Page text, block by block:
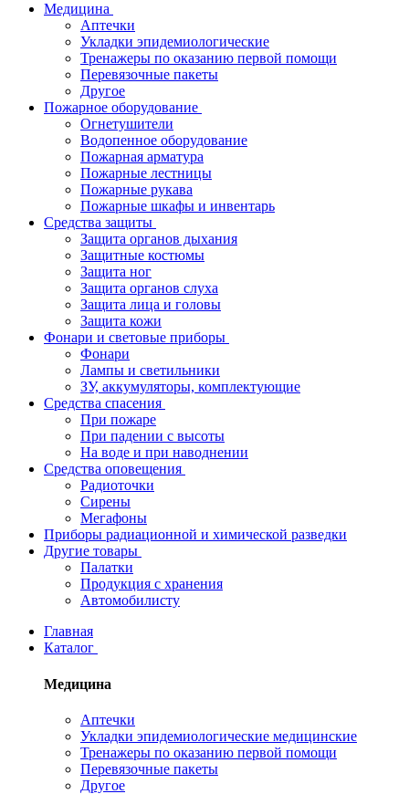
Медицина
Аптечки
Укладки эпидемиологические
Тренажеры по оказанию первой помощи
Перевязочные пакеты
Другое
Пожарное оборудование
Огнетушители
Водопенное оборудование
Пожарная арматура
Пожарные лестницы
Пожарные рукава
Пожарные шкафы и инвентарь
Средства защиты
Защита органов дыхания
Защитные костюмы
Защита ног
Защита органов слуха
Защита лица и головы
Защита кожи
Фонари и световые приборы
Фонари
Лампы и светильники
ЗУ, аккумуляторы, комплектующие
Средства спасения
При пожаре
При падении с высоты
На воде и при наводнении
Средства оповещения
Радиоточки
Сирены
Мегафоны
Приборы радиационной и химической разведки
Другие товары
Палатки
Продукция с хранения
Автомобилисту
Главная
Каталог
Медицина
Аптечки
Укладки эпидемиологические медицинские
Тренажеры по оказанию первой помощи
Перевязочные пакеты
Другое